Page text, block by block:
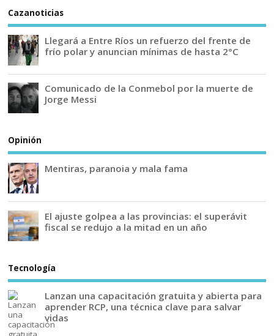
Cazanoticias
Llegará a Entre Ríos un refuerzo del frente de
frío polar y anuncian mínimas de hasta 2°C
Comunicado de la Conmebol por la muerte de
Jorge Messi
Opinión
Mentiras, paranoia y mala fama
El ajuste golpea a las provincias: el superávit
fiscal se redujo a la mitad en un año
Tecnología
Lanzan una capacitación gratuita y abierta para
aprender RCP, una técnica clave para salvar
vidas